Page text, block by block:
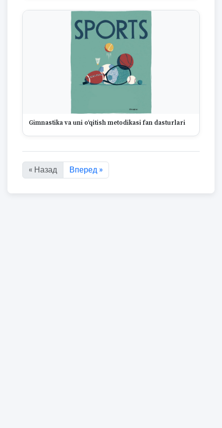
Gimnastika va uni o‘qitish metodikasi fan dasturlari
Показано с :first по :last из 157 результатов
« Назад Вперед »